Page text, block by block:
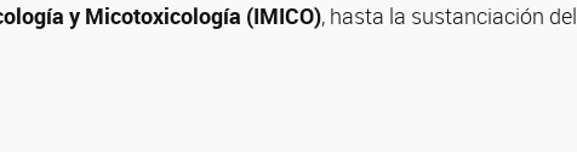
y Micotoxicología (IMICO), hasta la sustanciación del